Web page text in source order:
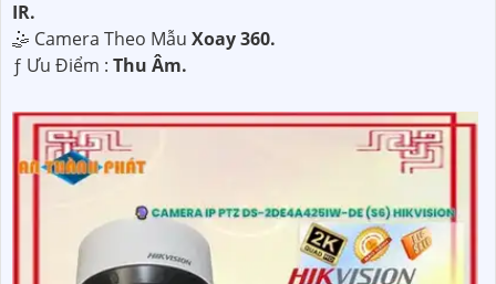
IR.
🤹 Camera Theo Mẫu Xoay 360.
️ƒ Ưu Điểm : Thu Âm.